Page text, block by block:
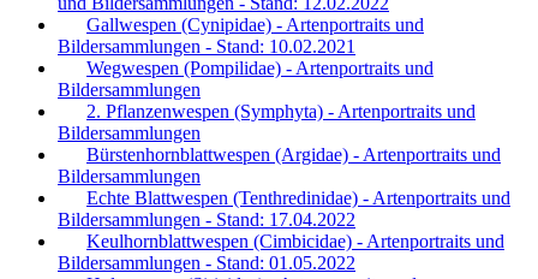
Gallwespen (Cynipidae) - Artenportraits und
Bildersammlungen - Stand: 10.02.2021
Wegwespen (Pompilidae) - Artenportraits und
Bildersammlungen
2. Pflanzenwespen (Symphyta) - Artenportraits und
Bildersammlungen
Bürstenhornblattwespen (Argidae) - Artenportraits und
Bildersammlungen
Echte Blattwespen (Tenthredinidae) - Artenportraits und
Bildersammlungen - Stand: 17.04.2022
Keulhornblattwespen (Cimbicidae) - Artenportraits und
Bildersammlungen - Stand: 01.05.2022